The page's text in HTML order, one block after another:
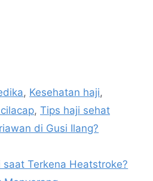
, Kesehatan haji,
, Tips haji sehat
di Gusi Ilang?
Terkena Heatstroke?